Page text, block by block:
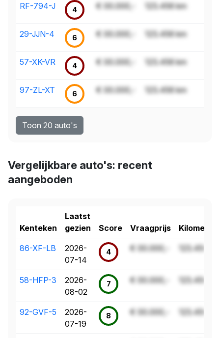
RF-794-J 4 € 00.000,- 123.456 km
29-JJN-4 6 € 00.000,- 123.456 km
57-XK-VR 4 € 00.000,- 123.456 km
97-ZL-XT 6 € 00.000,- 123.456 km
Toon 20 auto's
Vergelijkbare auto's: recent
aangeboden
Kenteken
Laatst
gezien
Score Vraagprijs
86-XF-LB
2026-
07-14
4 € 00.000,- 123.456 km
58-HFP-3
2026-
08-02
7 € 00.000,- 123.456 km
92-GVF-5
2026-
07-19
8 € 00.000,- 123.456 km